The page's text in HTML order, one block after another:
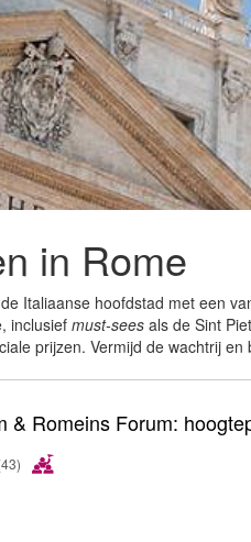
in Rome
Italiaanse hoofdstad met een
inclusief must-sees als de Sint
prijzen. Vermijd de wachtrij en
& Romeins Forum: